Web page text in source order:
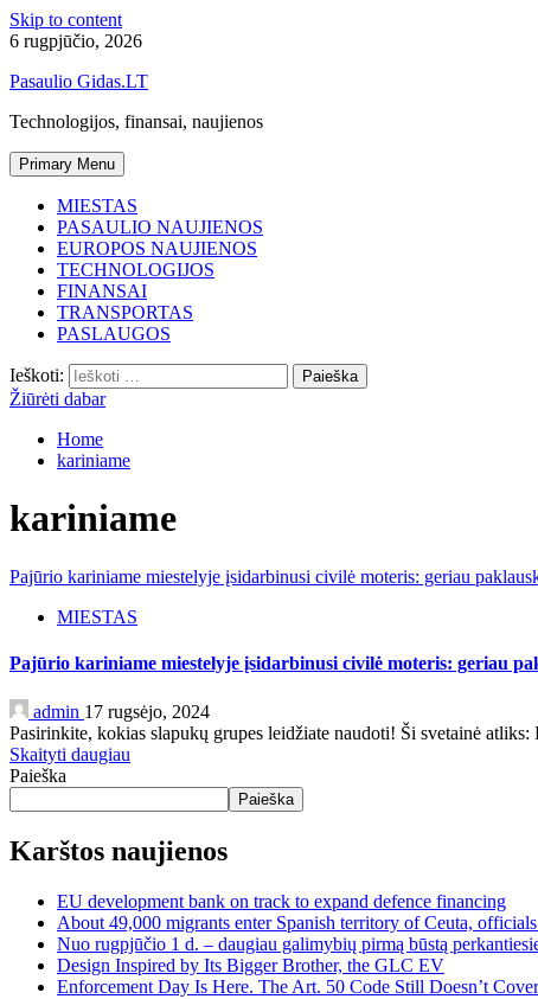
Skip to content
6 rugpjūčio, 2026
Pasaulio Gidas.LT
Technologijos, finansai, naujienos
Primary Menu
MIESTAS
PASAULIO NAUJIENOS
EUROPOS NAUJIENOS
TECHNOLOGIJOS
FINANSAI
TRANSPORTAS
PASLAUGOS
Ieškoti:
Žiūrėti dabar
Home
kariniame
kariniame
Pajūrio kariniame miestelyje įsidarbinusi civilė moteris: geriau
MIESTAS
Pajūrio kariniame miestelyje įsidarbinusi civilė moteris: geriau
admin 17 rugsėjo, 2024
Pasirinkite, kokias slapukų grupes leidžiate naudoti! Ši svetainė
Skaityti daugiau
Paieška
Paieška
Karštos naujienos
EU development bank on track to expand defence financing
About 49,000 migrants enter Spanish territory of Ceuta,
Nuo rugpjūčio 1 d. – daugiau galimybių pirmą būstą
Design Inspired by Its Bigger Brother, the GLC EV
Enforcement Day Is Here. The Art. 50 Code Still Doesn’t